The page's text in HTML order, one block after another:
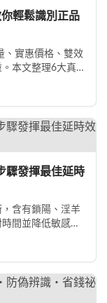
輕鬆識別正品
、實惠價格、雙效
本文整理6大真
驟發揮最佳延時
含有鎖陽、淫羊
間並降低敏感